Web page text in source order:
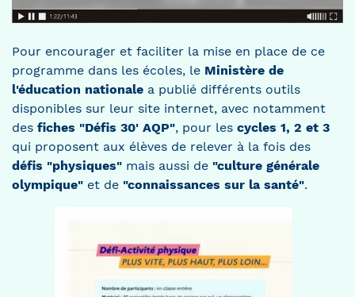
Pour encourager et faciliter la mise en place de ce
programme dans les écoles, le Ministère de
l'éducation nationale a publié différents outils
disponibles sur leur site internet, avec notamment
des fiches "Défis 30' AQP", pour les cycles 1, 2 et 3
qui proposent aux élèves de relever à la fois des
défis "physiques" mais aussi de "culture générale
olympique" et de "connaissances sur la santé".